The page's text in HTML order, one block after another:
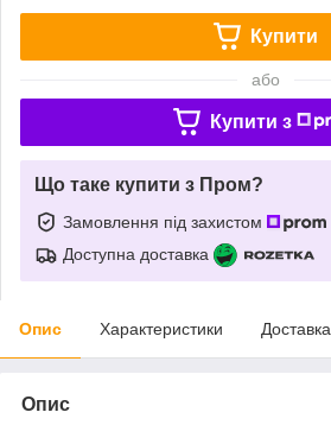
Купити
або
Купити з
Що таке купити з Пром?
Замовлення під захистом
Доступна доставка
Опис Характеристики Доставка
Опис